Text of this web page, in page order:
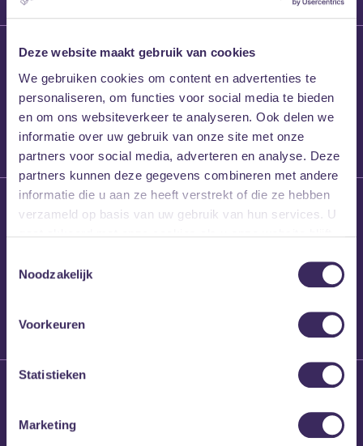
Deze website maakt gebruik van cookies
We gebruiken cookies om content en advertenties te
personaliseren, om functies voor social media te bieden
en om ons websiteverkeer te analyseren. Ook delen we
informatie over uw gebruik van onze site met onze
partners voor social media, adverteren en analyse. Deze
partners kunnen deze gegevens combineren met andere
informatie die u aan ze heeft verstrekt of die ze hebben
verzameld op basis van uw gebruik van hun services. U
Noodzakelijk
Voorkeuren
Statistieken
Marketing
27 maart 2026
Willem’s Blog:
Frans Kalf
26 maart 2026
Willem’s Blog: High
Brennt Vanneste